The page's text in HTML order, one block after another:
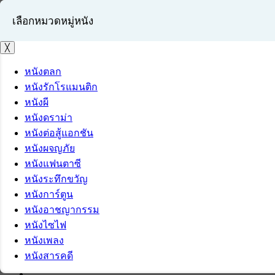
เข้าสู่ระบบ
สมัครสมาชิก
เลือกหมวดหมู่หนัง
╳
หนังตลก
หนังรักโรแมนติก
หนังผี
หนังดราม่า
หนังต่อสู้แอกชัน
หนังผจญภัย
หนังแฟนตาซี
หนังระทึกขวัญ
หนังการ์ตูน
หนังอาชญากรรม
หนังไซไฟ
หนังเพลง
หนังสารคดี